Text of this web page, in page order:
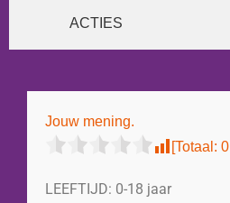
ACTIES
Jouw mening.
[Totaal: 0
LEEFTIJD: 0-18 jaar